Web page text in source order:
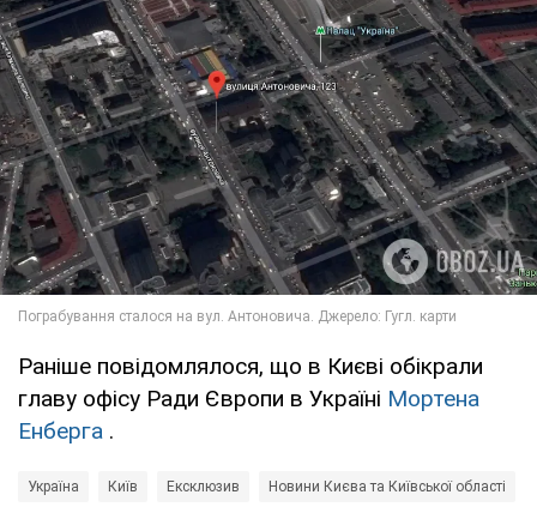
Раніше повідомлялося, що в Києві обікрали
главу офісу Ради Європи в Україні Мортена
Енберга .
Україна Київ Ексклюзив Новини Києва та Київської області